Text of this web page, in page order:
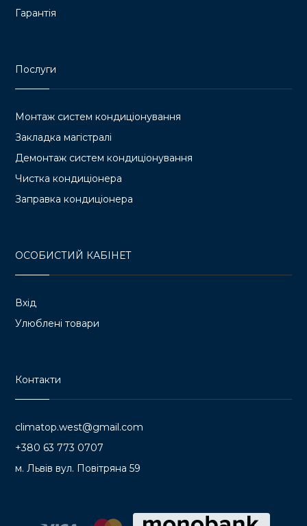
Гарантія
Послуги
Монтаж систем кондиціонування
Закладка магістралі
Демонтаж систем кондиціонування
Чистка кондиціонера
Заправка кондиціонера
ОСОБИСТИЙ КАБІНЕТ
Вхід
Улюблені товари
Контакти
climatop.west@gmail.com
+380 63 773 0707
м. Львів вул. Повітряна 59